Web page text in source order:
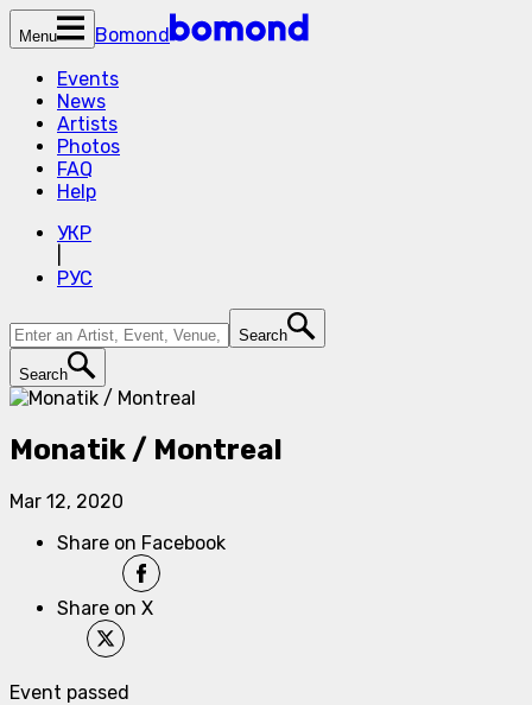
Menu
Bomond
Events
News
Artists
Photos
FAQ
Help
УКР
РУС
Search
Search
Monatik / Montreal
Mar 12, 2020
Share on Facebook
Share on X
Event passed